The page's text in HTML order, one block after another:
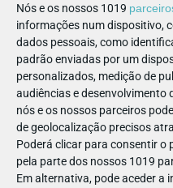
Nós e os nossos 1019
informações num dispositivo,
dados pessoais, como
padrão enviadas por um
personalizados, medição de
audiências e desenvolvimento
nós e os nossos parceiros
de geolocalização precisos
Poderá clicar para consentir o
pela parte dos nossos 1019
Em alternativa, pode aceder a